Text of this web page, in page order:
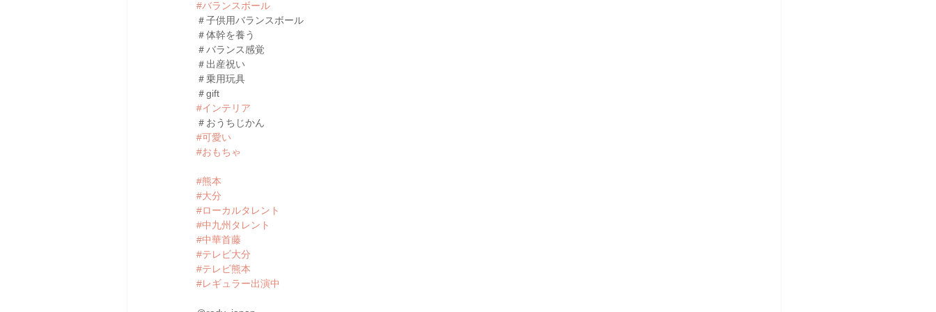
#バランスボール
＃子供用バランスボール
＃体幹を養う
＃バランス感覚
＃出産祝い
＃乗用玩具
＃gift
#インテリア
＃おうちじかん
#可愛い
#おもちゃ
#熊本
#大分
#ローカルタレント
#中九州タレント
#中華首藤
#テレビ大分
#テレビ熊本
#レギュラー出演中